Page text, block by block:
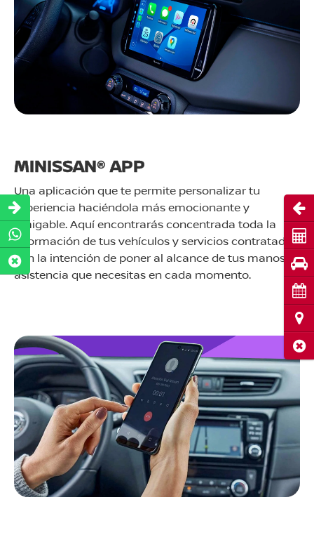
MINISSAN® APP
Una aplicación que te permite personalizar tu
experiencia haciéndola más emocionante y
amigable. Aquí encontrarás concentrada toda la
información de tus vehículos y servicios contratados,
con la intención de poner al alcance de tus manos la
asistencia que necesitas en cada momento.